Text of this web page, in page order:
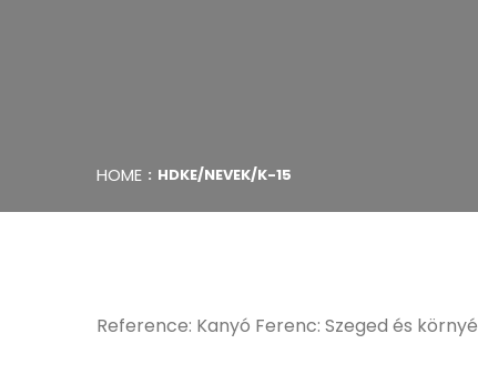
HOME HDKE/NEVEK/K-15
Reference: Kanyó Ferenc: Szeged és